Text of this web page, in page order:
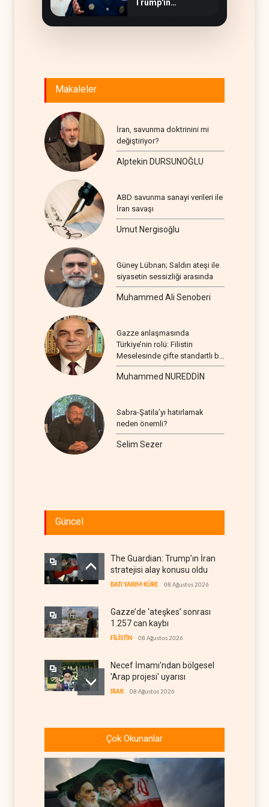
Trump'ın
Makaleler
İran, savunma doktrinini mi
değiştiriyor?
Alptekin DURSUNOĞLU
ABD savunma sanayi verileri ile
İran savaşı
Umut Nergisoğlu
Güney Lübnan; Saldırı ateşi ile
siyasetin sessizliği arasında
Muhammed Ali Senoberi
Gazze anlaşmasında
Türkiye’nin rolü: Filistin
Meselesinde çifte standartlı bir
seyir
Muhammed NUREDDİN
Sabra-Şatila’yı hatırlamak
neden önemli?
Selim Sezer
Güncel
The Guardian: Trump’ın İran
stratejisi alay konusu oldu
BATI YARIM KÜRE 08 Ağustos 2026
Gazze’de ‘ateşkes’ sonrası
1.257 can kaybı
FİLİSTİN 08 Ağustos 2026
Necef İmamı'ndan bölgesel
'Arap projesi' uyarısı
IRAK 08 Ağustos 2026
da yetmedi: Hürmüz’de
gemi vuruldu
Suudi Arabistan, kendisini
savaş sonrası Körfez'e
hazırlıyor
ANALİZLER 08 Ağustos 2026
Çok Okunanlar